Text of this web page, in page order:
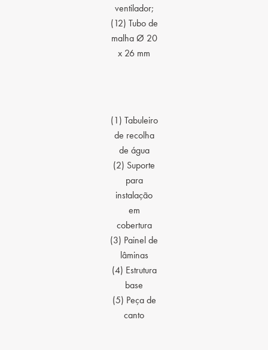
ventilador;
(12) Tubo de
malha Ø 20
x 26 mm
(1) Tabuleiro
de recolha
de água
(2) Suporte
para
instalação
em
cobertura
(3) Painel de
lâminas
(4) Estrutura
base
(5) Peça de
canto